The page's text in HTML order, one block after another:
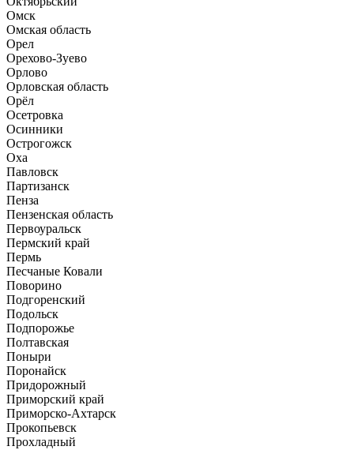
Омск
Омская область
Орел
Орехово-Зуево
Орлово
Орловская область
Орёл
Осетровка
Осинники
Острогожск
Оха
Павловск
Партизанск
Пенза
Пензенская область
Первоуральск
Пермский край
Пермь
Песчаные Ковали
Поворино
Подгоренский
Подольск
Подпорожье
Полтавская
Поныри
Поронайск
Придорожный
Приморский край
Приморско-Ахтарск
Прокопьевск
Прохладный